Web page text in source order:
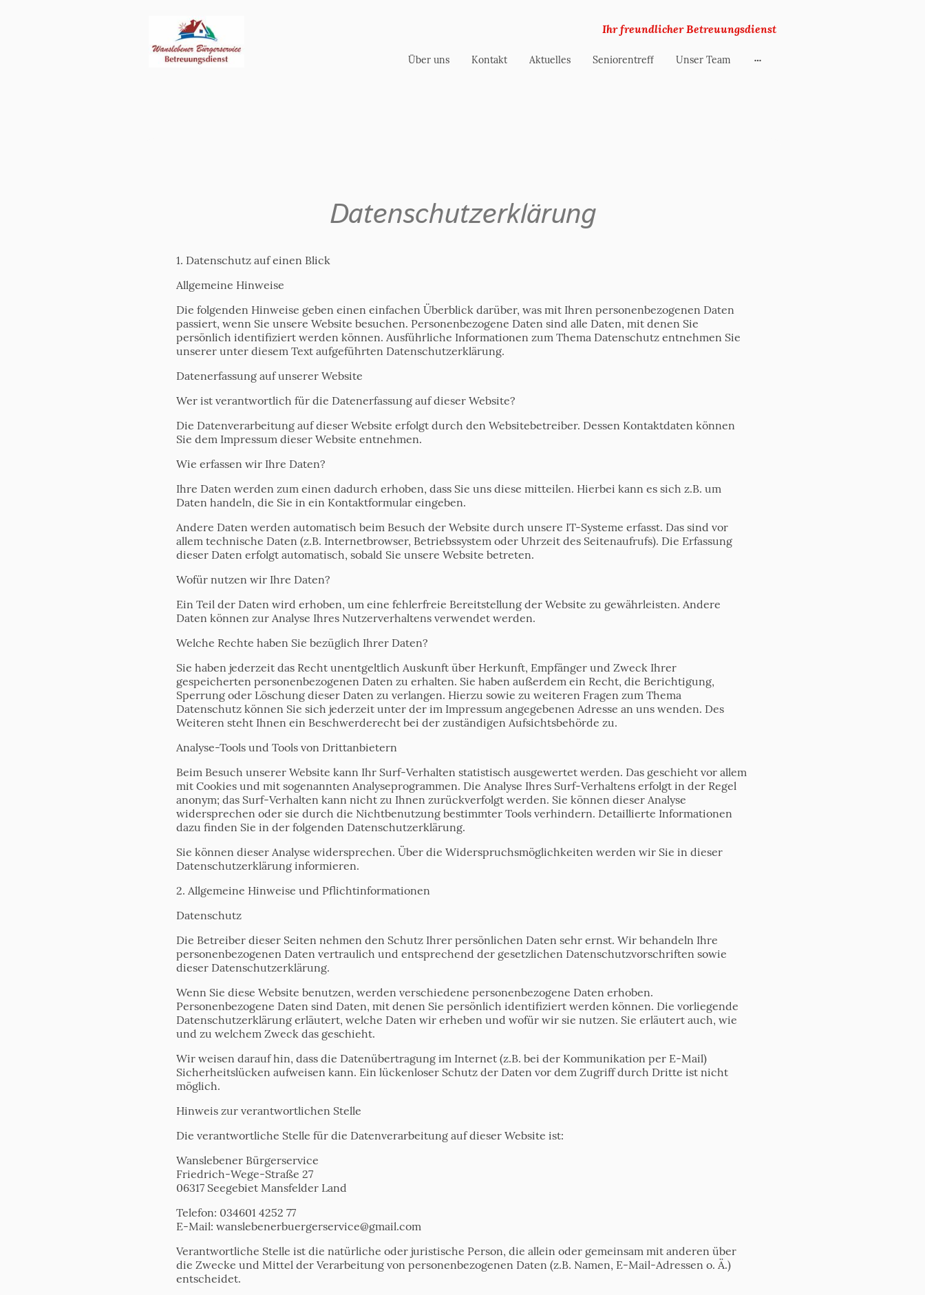
Ihr freundlicher Betreuungsdienst
Über uns Kontakt Aktuelles Seniorentreff Unser Team
Datenschutzerklärung
1. Datenschutz auf einen Blick
Allgemeine Hinweise
Die folgenden Hinweise geben einen einfachen Überblick darüber, was mit Ihren personenbezogenen Daten
passiert, wenn Sie unsere Website besuchen. Personenbezogene Daten sind alle Daten, mit denen Sie
persönlich identifiziert werden können. Ausführliche Informationen zum Thema Datenschutz entnehmen Sie
unserer unter diesem Text aufgeführten Datenschutzerklärung.
Datenerfassung auf unserer Website
Wer ist verantwortlich für die Datenerfassung auf dieser Website?
Die Datenverarbeitung auf dieser Website erfolgt durch den Websitebetreiber. Dessen Kontaktdaten können
Sie dem Impressum dieser Website entnehmen.
Wie erfassen wir Ihre Daten?
Ihre Daten werden zum einen dadurch erhoben, dass Sie uns diese mitteilen. Hierbei kann es sich z.B. um
Daten handeln, die Sie in ein Kontaktformular eingeben.
Andere Daten werden automatisch beim Besuch der Website durch unsere IT-Systeme erfasst. Das sind vor
allem technische Daten (z.B. Internetbrowser, Betriebssystem oder Uhrzeit des Seitenaufrufs). Die Erfassung
dieser Daten erfolgt automatisch, sobald Sie unsere Website betreten.
Wofür nutzen wir Ihre Daten?
Ein Teil der Daten wird erhoben, um eine fehlerfreie Bereitstellung der Website zu gewährleisten. Andere
Daten können zur Analyse Ihres Nutzerverhaltens verwendet werden.
Welche Rechte haben Sie bezüglich Ihrer Daten?
Sie haben jederzeit das Recht unentgeltlich Auskunft über Herkunft, Empfänger und Zweck Ihrer
gespeicherten personenbezogenen Daten zu erhalten. Sie haben außerdem ein Recht, die Berichtigung,
Sperrung oder Löschung dieser Daten zu verlangen. Hierzu sowie zu weiteren Fragen zum Thema
Datenschutz können Sie sich jederzeit unter der im Impressum angegebenen Adresse an uns wenden. Des
Weiteren steht Ihnen ein Beschwerderecht bei der zuständigen Aufsichtsbehörde zu.
Analyse-Tools und Tools von Drittanbietern
Beim Besuch unserer Website kann Ihr Surf-Verhalten statistisch ausgewertet werden. Das geschieht vor allem
mit Cookies und mit sogenannten Analyseprogrammen. Die Analyse Ihres Surf-Verhaltens erfolgt in der Regel
anonym; das Surf-Verhalten kann nicht zu Ihnen zurückverfolgt werden. Sie können dieser Analyse
widersprechen oder sie durch die Nichtbenutzung bestimmter Tools verhindern. Detaillierte Informationen
dazu finden Sie in der folgenden Datenschutzerklärung.
Sie können dieser Analyse widersprechen. Über die Widerspruchsmöglichkeiten werden wir Sie in dieser
Datenschutzerklärung informieren.
2. Allgemeine Hinweise und Pflichtinformationen
Datenschutz
Die Betreiber dieser Seiten nehmen den Schutz Ihrer persönlichen Daten sehr ernst. Wir behandeln Ihre
personenbezogenen Daten vertraulich und entsprechend der gesetzlichen Datenschutzvorschriften sowie
dieser Datenschutzerklärung.
Wenn Sie diese Website benutzen, werden verschiedene personenbezogene Daten erhoben.
Personenbezogene Daten sind Daten, mit denen Sie persönlich identifiziert werden können. Die vorliegende
Datenschutzerklärung erläutert, welche Daten wir erheben und wofür wir sie nutzen. Sie erläutert auch, wie
und zu welchem Zweck das geschieht.
Wir weisen darauf hin, dass die Datenübertragung im Internet (z.B. bei der Kommunikation per E-Mail)
Sicherheitslücken aufweisen kann. Ein lückenloser Schutz der Daten vor dem Zugriff durch Dritte ist nicht
möglich.
Hinweis zur verantwortlichen Stelle
Die verantwortliche Stelle für die Datenverarbeitung auf dieser Website ist:
Wanslebener Bürgerservice
Friedrich-Wege-Straße 27
06317 Seegebiet Mansfelder Land
Telefon: 034601 4252 77
E-Mail: wanslebenerbuergerservice@gmail.com
Verantwortliche Stelle ist die natürliche oder juristische Person, die allein oder gemeinsam mit anderen über
die Zwecke und Mittel der Verarbeitung von personenbezogenen Daten (z.B. Namen, E-Mail-Adressen o. Ä.)
entscheidet.